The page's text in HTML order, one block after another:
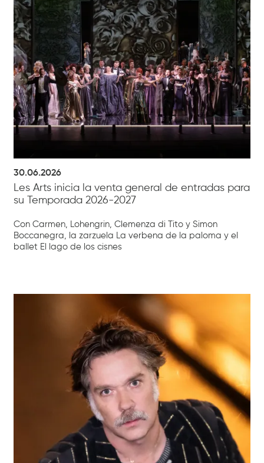
30.06.2026
Les Arts inicia la venta general de entradas para
su Temporada 2026-2027
Con Carmen, Lohengrin, Clemenza di Tito y Simon
Boccanegra, la zarzuela La verbena de la paloma y el
ballet El lago de los cisnes